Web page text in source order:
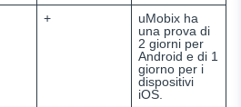
+
uMobix ha
una prova di
2 giorni per
Android e di 1
giorno per i
dispositivi
iOS.